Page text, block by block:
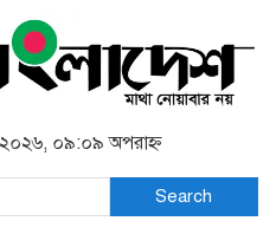
০৯:০৯ অপরাহ্ন
Search